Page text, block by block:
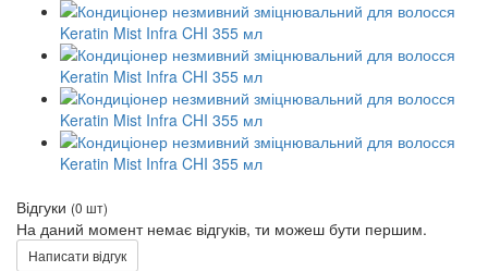
Відгуки (0 шт)
На даний момент немає відгуків, ти можеш бути першим.
Написати відгук